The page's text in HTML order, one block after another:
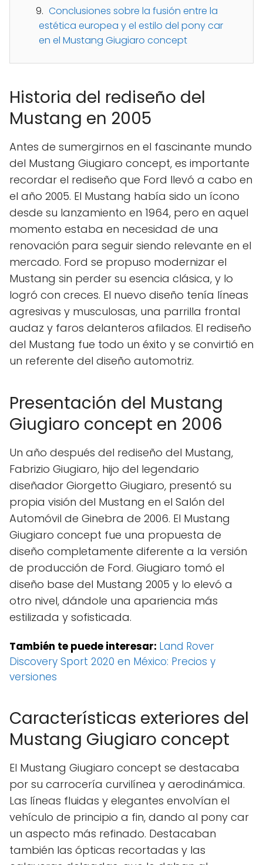
Conclusiones sobre la fusión entre la
estética europea y el estilo del pony car
en el Mustang Giugiaro concept
Historia del rediseño del
Mustang en 2005
Antes de sumergirnos en el fascinante mundo
del Mustang Giugiaro concept, es importante
recordar el rediseño que Ford llevó a cabo en
el año 2005. El Mustang había sido un ícono
desde su lanzamiento en 1964, pero en aquel
momento estaba en necesidad de una
renovación para seguir siendo relevante en el
mercado. Ford se propuso modernizar el
Mustang sin perder su esencia clásica, y lo
logró con creces. El nuevo diseño tenía líneas
agresivas y musculosas, una parrilla frontal
audaz y faros delanteros afilados. El rediseño
del Mustang fue todo un éxito y se convirtió en
un referente del diseño automotriz.
Presentación del Mustang
Giugiaro concept en 2006
Un año después del rediseño del Mustang,
Fabrizio Giugiaro, hijo del legendario
diseñador Giorgetto Giugiaro, presentó su
propia visión del Mustang en el Salón del
Automóvil de Ginebra de 2006. El Mustang
Giugiaro concept fue una propuesta de
diseño completamente diferente a la versión
de producción de Ford. Giugiaro tomó el
diseño base del Mustang 2005 y lo elevó a
otro nivel, dándole una apariencia más
estilizada y sofisticada.
También te puede interesar: Land Rover
Discovery Sport 2020 en México: Precios y
versiones
Características exteriores del
Mustang Giugiaro concept
El Mustang Giugiaro concept se destacaba
por su carrocería curvilínea y aerodinámica.
Las líneas fluidas y elegantes envolvían el
vehículo de principio a fin, dando al pony car
un aspecto más refinado. Destacaban
también las ópticas recortadas y las